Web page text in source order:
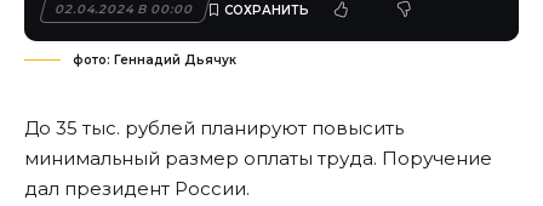
02.04.2024 В 00:00
фото: Геннадий Дьячук
До 35 тыс. рублей планируют повысить
минимальный размер оплаты труда. Поручение
дал президент России.